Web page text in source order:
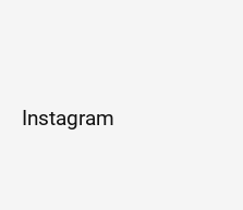
Instagram